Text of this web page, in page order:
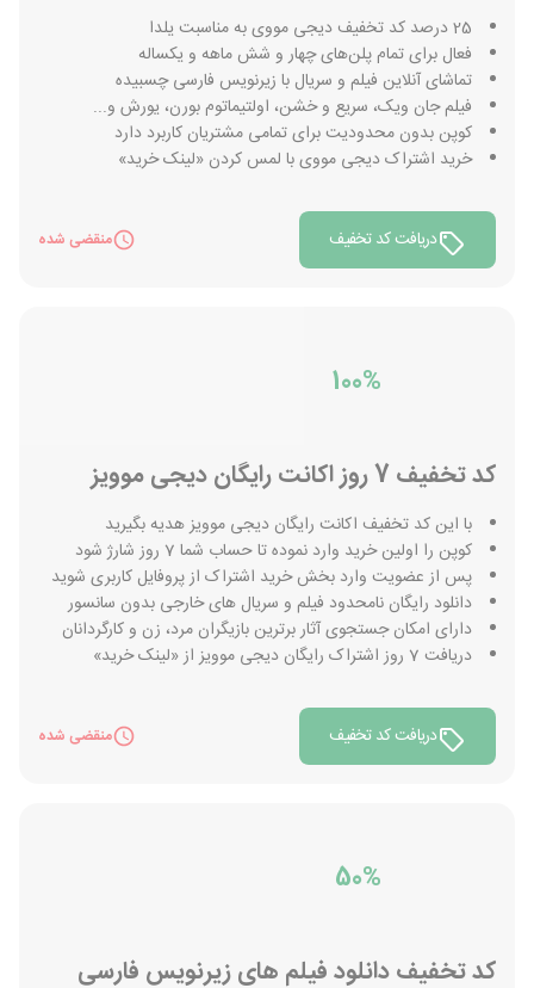
25 درصد کد تخفیف دیجی مووی به مناسبت یلدا
فعال برای تمام پلن‌های چهار و شش ماهه و یکساله
تماشای آنلاین فیلم و سریال با زیرنویس فارسی چسبیده
فیلم جان ویک، سریع و خشن، اولتیماتوم بورن، یورش و...
کوپن بدون محدودیت برای تمامی مشتریان کاربرد دارد
خرید اشتراک دیجی مووی با لمس کردن «لینک خرید»
دریافت کد تخفیف منقضی شده
100%
کد تخفیف 7 روز اکانت رایگان دیجی موویز
با این کد تخفیف اکانت رایگان دیجی موویز هدیه بگیرید
کوپن را اولین خرید وارد نموده تا حساب شما 7 روز شارژ شود
پس از عضویت وارد بخش خرید اشتراک از پروفایل کاربری شوید
دانلود رایگان نامحدود فیلم و سریال های خارجی بدون سانسور
دارای امکان جستجوی آثار برترین بازیگران مرد، زن و کارگردانان
دریافت 7 روز اشتراک رایگان دیجی موویز از «لینک خرید»
دریافت کد تخفیف منقضی شده
50%
کد تخفیف دانلود فیلم های زیرنویس فارسی